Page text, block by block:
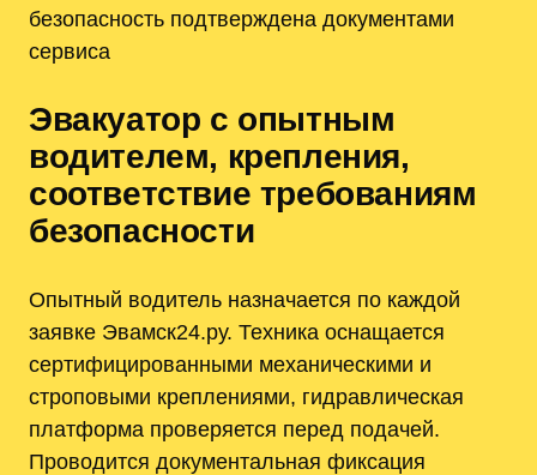
безопасность подтверждена документами
сервиса
Эвакуатор с опытным
водителем, крепления,
соответствие требованиям
безопасности
Опытный водитель назначается по каждой
заявке Эвамск24.ру. Техника оснащается
сертифицированными механическими и
строповыми креплениями, гидравлическая
платформа проверяется перед подачей.
Проводится документальная фиксация